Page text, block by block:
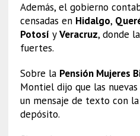
Además, el gobierno
censadas en Hidalgo,
Potosí yVeracruz, donde
fuertes.
Sobre la Pensión Mujeres
Montiel dijo que las
un mensaje de texto con
depósito.